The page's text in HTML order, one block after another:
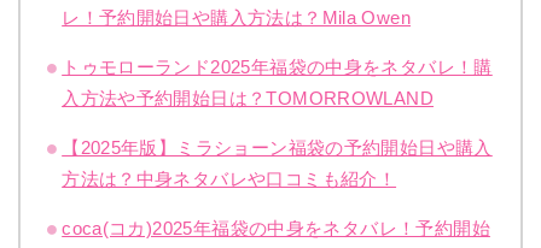
レ！予約開始日や購入方法は？Mila Owen
トゥモローランド2025年福袋の中身をネタバレ！購
入方法や予約開始日は？TOMORROWLAND
【2025年版】ミラショーン福袋の予約開始日や購入
方法は？中身ネタバレや口コミも紹介！
coca(コカ)2025年福袋の中身をネタバレ！予約開始